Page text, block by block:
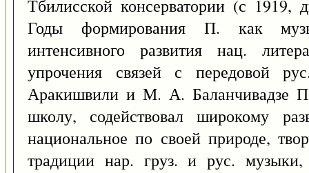
Тбилисской консерватории (с 1919,
Годы формирования П. как
интенсивного развития нац.
упрочения связей с передовой
Аракишвили и М. А. Баланчивадзе
школу, содействовал широкому
национальное по своей природе,
традиции нар. груз. и рус.